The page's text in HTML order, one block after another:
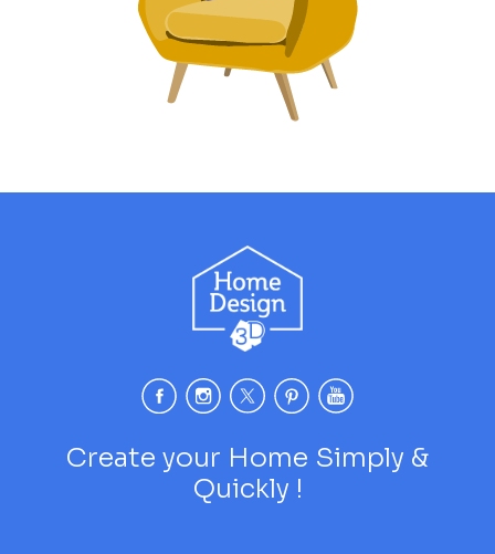
Create your Home Simply &
Quickly !